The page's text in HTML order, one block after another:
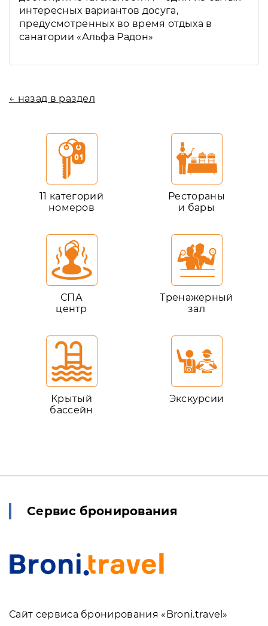
интересных вариантов досуга,
предусмотренных во время отдыха в
санатории «Альфа Радон»
← назад в раздел
11 категорий
номеров
Рестораны
и бары
СПА
центр
Тренажерный
зал
Крытый
бассейн
Экскурсии
Сервис бронирования
Сайт сервиса бронирования «Broni.travel»